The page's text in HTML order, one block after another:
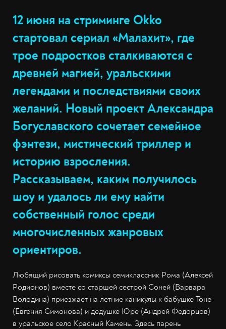
12 июня на стриминге Okko
стартовал сериал «Малахит», где
трое подростков сталкиваются с
древней магией, уральскими
легендами и последствиями своих
желаний. Новый проект Александра
Богуславского сочетает семейное
фэнтези, мистический триллер и
историю взросления.
Рассказываем, каким получилось
шоу и удалось ли ему найти
собственный голос среди
многочисленных жанровых
ориентиров.
Любящий рисовать комиксы семиклассник Рома (Алексей
Родионов) вместе со старшей сестрой Соней (Варвара
Володина) приезжает на летние каникулы к бабушке Тоне
(Евгения Симонова) и дедушке Юре (Андрей Федорцов)
в уральское село Красный Камень. Здесь парень